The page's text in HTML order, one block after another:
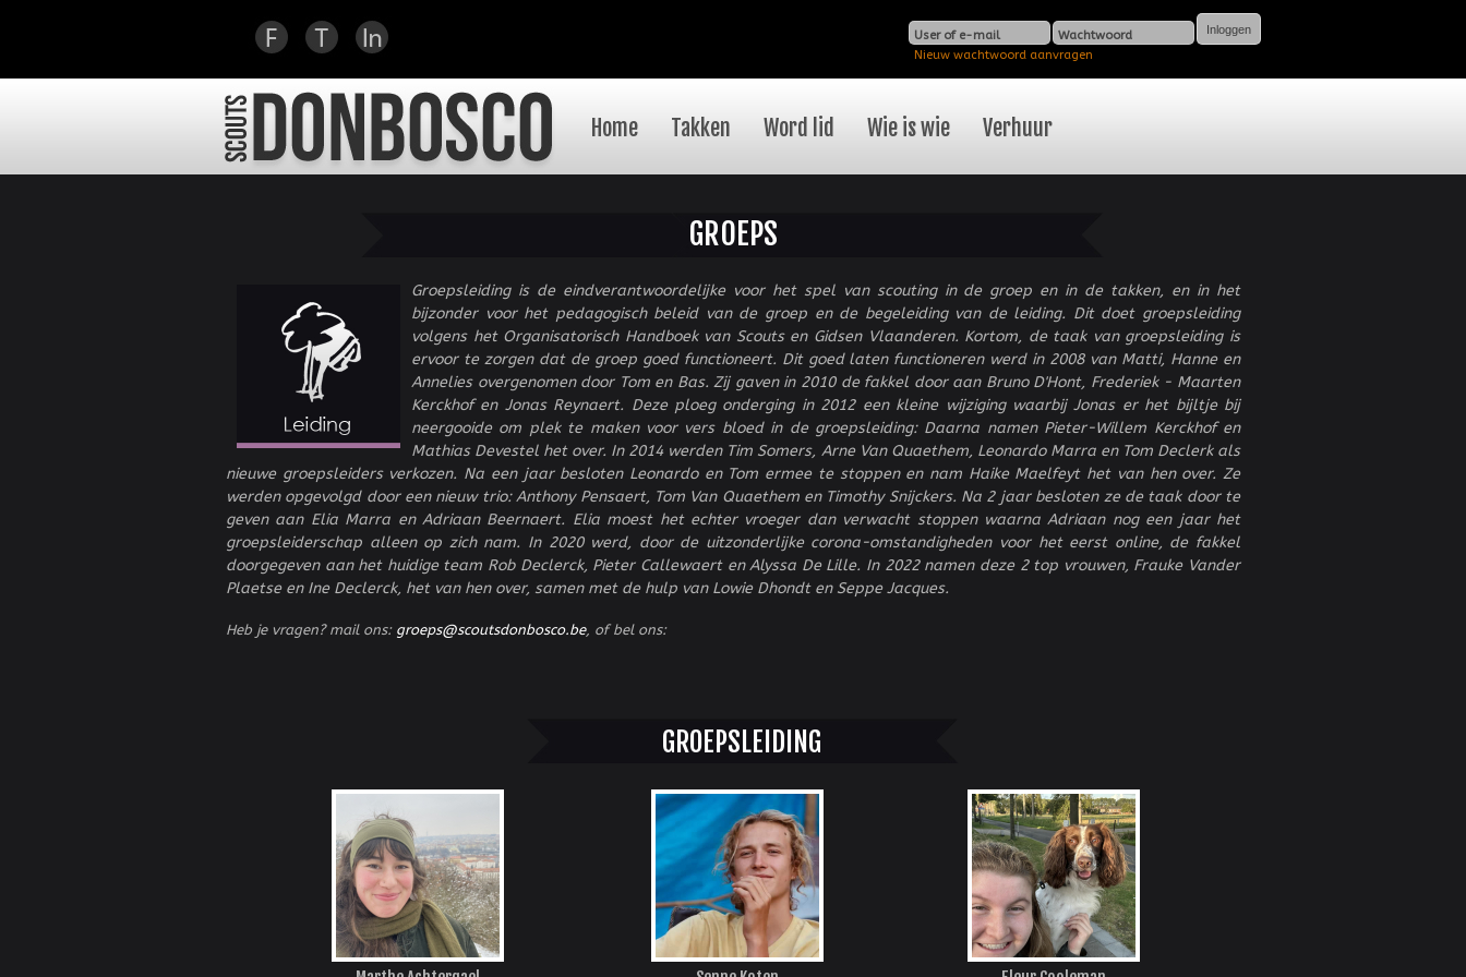
algemene
gaan
scoutsdonbosco.be
Gebruikerslogin User of e-mail
Wachtwoord
Nieuw wachtwoord aanvragen
Main menu
Home Takken Word lid Wie is wie Verhuur
GROEPS
Groepsleiding is de eindverantwoordelijke voor het spel van scouting in de groep en in de takken, en in het
bijzonder voor het pedagogisch beleid van de groep en de begeleiding van de leiding. Dit doet groepsleiding
volgens het Organisatorisch Handboek van Scouts en Gidsen Vlaanderen. Kortom, de taak van groepsleiding is
ervoor te zorgen dat de groep goed functioneert. Dit goed laten functioneren werd in 2008 van Matti, Hanne en
Annelies overgenomen door Tom en Bas. Zij gaven in 2010 de fakkel door aan Bruno D'Hont, Frederiek - Maarten
Kerckhof en Jonas Reynaert. Deze ploeg onderging in 2012 een kleine wijziging waarbij Jonas er het bijltje bij
neergooide om plek te maken voor vers bloed in de groepsleiding: Daarna namen Pieter-Willem Kerckhof en
Mathias Devestel het over. In 2014 werden Tim Somers, Arne Van Quaethem, Leonardo Marra en Tom Declerk als
nieuwe groepsleiders verkozen. Na een jaar besloten Leonardo en Tom ermee te stoppen en nam Haike Maelfeyt het van hen over. Ze
werden opgevolgd door een nieuw trio:Anthony Pensaert, Tom Van Quaethem en Timothy Snijckers. Na 2 jaar besloten ze de taak door te
geven aan Elia Marra en Adriaan Beernaert. Elia moest het echter vroeger dan verwacht stoppen waarna Adriaan nog een jaar het
groepsleiderschap alleen op zich nam. In 2020 werd, door de uitzonderlijke corona-omstandigheden voor het eerst online, de fakkel
doorgegeven aan het huidige team Rob Declerck, Pieter Callewaert en Alyssa De Lille. In 2022 namen deze 2 top vrouwen, Frauke Vander
Plaetse en Ine Declerck, het van hen over, samen met de hulp van Lowie Dhondt en Seppe Jacques.
Heb je vragen? mail ons: groeps@scoutsdonbosco.be, of bel ons:
GROEPSLEIDING